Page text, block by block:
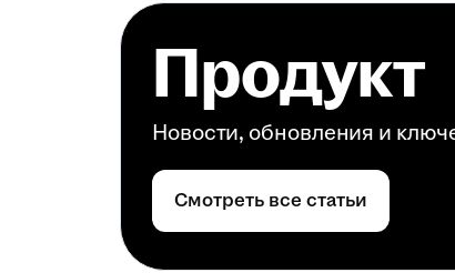
Продукт
Новости, обновления и
Смотреть все статьи